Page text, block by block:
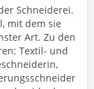
Schneiderei.
mit dem sie
Art. Zu den
Textil- und